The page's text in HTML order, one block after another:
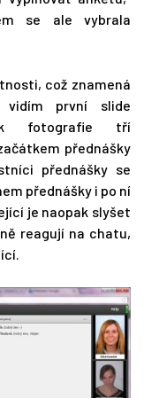
se ale vybrala
což znamená
první slide
fotografie tří
přednášky
přednášky se
přednášky i po ní
je naopak slyšet
reagují na chatu,